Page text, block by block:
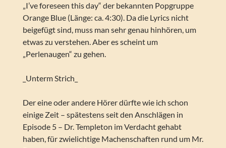
„I’ve foreseen this day“ der bekannten Popgruppe
Orange Blue (Länge: ca. 4:30). Da die Lyrics nicht
beigefügt sind, muss man sehr genau hinhören, um
etwas zu verstehen. Aber es scheint um
„Perlenaugen“ zu gehen.
_Unterm Strich_
Der eine oder andere Hörer dürfte wie ich schon
einige Zeit – spätestens seit den Anschlägen in
Episode 5 – Dr. Templeton im Verdacht gehabt
haben, für zwielichtige Machenschaften rund um Mr.